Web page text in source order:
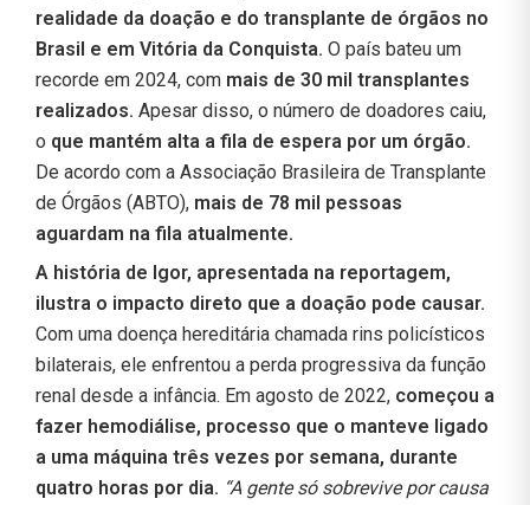
realidade da doação e do transplante de órgãos no
Brasil e em Vitória da Conquista. O país bateu um
recorde em 2024, com mais de 30 mil transplantes
realizados. Apesar disso, o número de doadores caiu,
o que mantém alta a fila de espera por um órgão.
De acordo com a Associação Brasileira de Transplante
de Órgãos (ABTO), mais de 78 mil pessoas
aguardam na fila atualmente.
A história de Igor, apresentada na reportagem,
ilustra o impacto direto que a doação pode causar.
Com uma doença hereditária chamada rins policísticos
bilaterais, ele enfrentou a perda progressiva da função
renal desde a infância. Em agosto de 2022, começou a
fazer hemodiálise, processo que o manteve ligado
a uma máquina três vezes por semana, durante
quatro horas por dia. “A gente só sobrevive por causa